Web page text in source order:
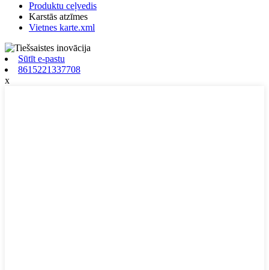
Produktu ceļvedis
Karstās atzīmes
Vietnes karte.xml
Sūtīt e-pastu
8615221337708
x